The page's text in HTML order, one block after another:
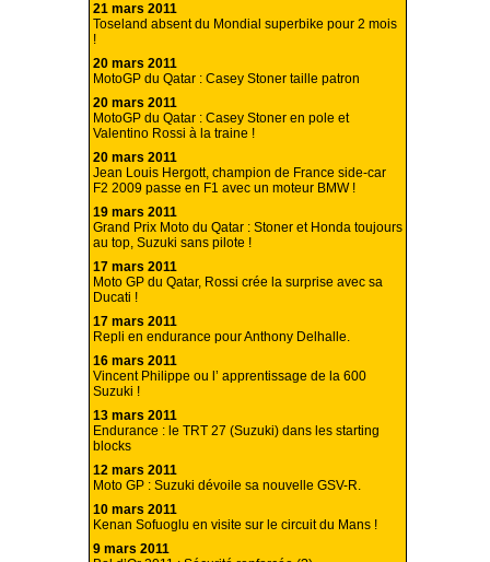
21 mars 2011
Toseland absent du Mondial superbike pour 2 mois
!
20 mars 2011
MotoGP du Qatar : Casey Stoner taille patron
20 mars 2011
MotoGP du Qatar : Casey Stoner en pole et
Valentino Rossi à la traine !
20 mars 2011
Jean Louis Hergott, champion de France side-car
F2 2009 passe en F1 avec un moteur BMW !
19 mars 2011
Grand Prix Moto du Qatar : Stoner et Honda toujours
au top, Suzuki sans pilote !
17 mars 2011
Moto GP du Qatar, Rossi crée la surprise avec sa
Ducati !
17 mars 2011
Repli en endurance pour Anthony Delhalle.
16 mars 2011
Vincent Philippe ou l’ apprentissage de la 600
Suzuki !
13 mars 2011
Endurance : le TRT 27 (Suzuki) dans les starting
blocks
12 mars 2011
Moto GP : Suzuki dévoile sa nouvelle GSV-R.
10 mars 2011
Kenan Sofuoglu en visite sur le circuit du Mans !
9 mars 2011